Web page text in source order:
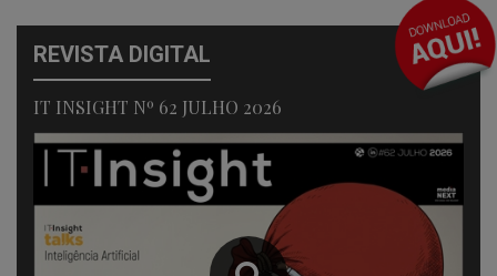
REVISTA DIGITAL
IT INSIGHT Nº 62 JULHO 2026